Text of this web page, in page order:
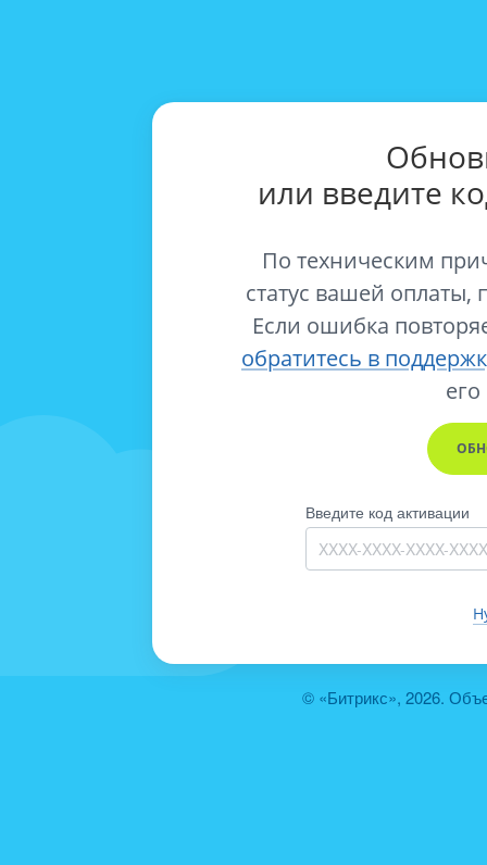
© «Битрикс», 2026.
или введите
По техническим
статус вашей оплаты,
Если ошибка
обратитесь в
его
Введите код активации